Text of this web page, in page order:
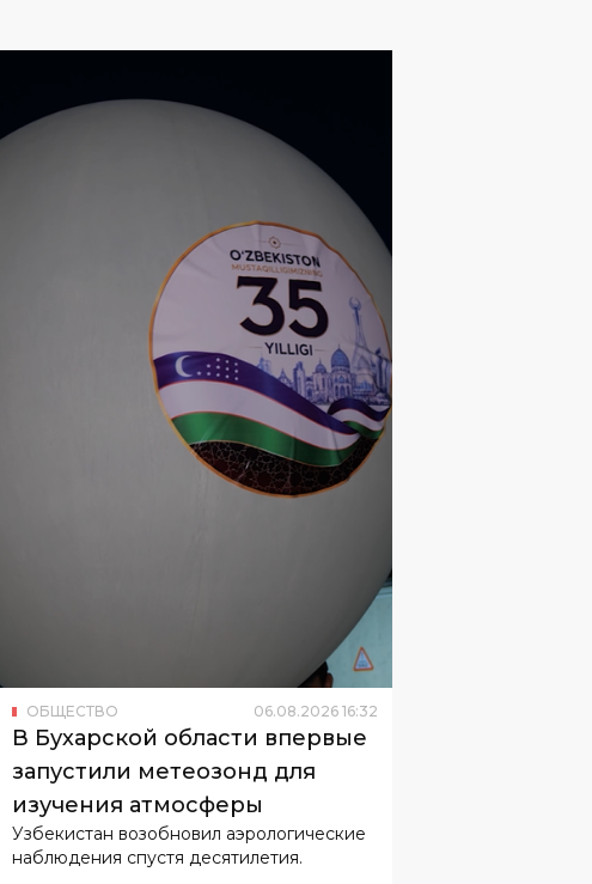
ОБЩЕСТВО 06.08.2026 16:32
В Бухарской области впервые
запустили метеозонд для
изучения атмосферы
Узбекистан возобновил аэрологические
наблюдения спустя десятилетия.